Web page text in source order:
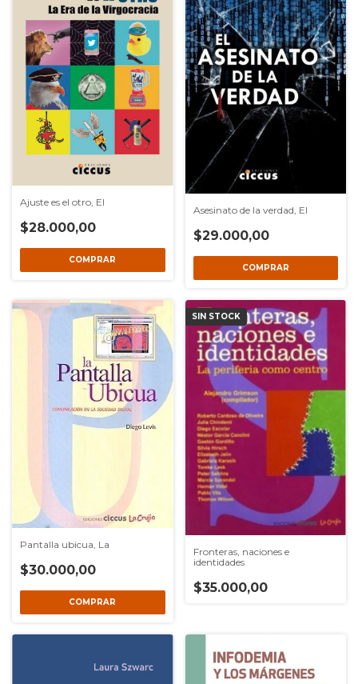
Ajuste es el otro, El
$28.000,00
Asesinato de la verdad, El
$29.000,00
Pantalla ubicua, La
$30.000,00
SIN STOCK
Fronteras, naciones e
identidades
$35.000,00